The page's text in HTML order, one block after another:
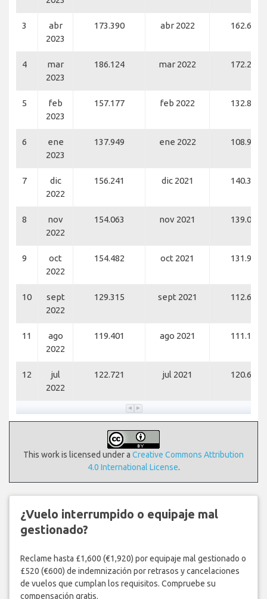
3
abr
2023
173.390 abr 2022 162.682
4
mar
2023
186.124 mar 2022 172.261
5
feb
2023
157.177 feb 2022 132.843
6
ene
2023
137.949 ene 2022 108.934
7
dic
2022
156.241 dic 2021 140.317
8
nov
2022
154.063 nov 2021 139.071
9
oct
2022
154.482 oct 2021 131.983
10
sept
2022
129.315 sept 2021 112.699
11
ago
2022
119.401 ago 2021 111.169
12
jul
2022
122.721 jul 2021 120.688
This work is licensed under a Creative Commons Attribution
4.0 International License.
¿Vuelo interrumpido o equipaje mal
gestionado?
Reclame hasta £1,600 (€1,920) por equipaje mal gestionado o
£520 (€600) de indemnización por retrasos y cancelaciones
de vuelos que cumplan los requisitos. Compruebe su
compensación gratis.